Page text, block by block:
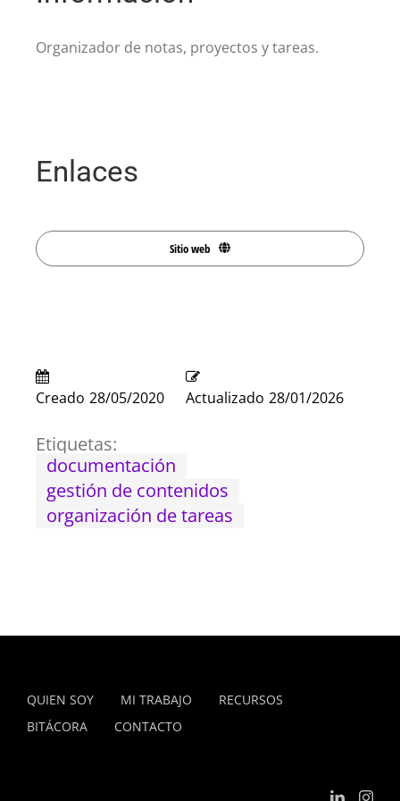
Organizador de notas, proyectos y tareas.
Enlaces
Sitio web
Creado 28/05/2020 Actualizado 28/01/2026
Etiquetas:
documentación
gestión de contenidos
organización de tareas
QUIEN SOY MI TRABAJO
RECURSOS
BITÁCORA
CONTACTO